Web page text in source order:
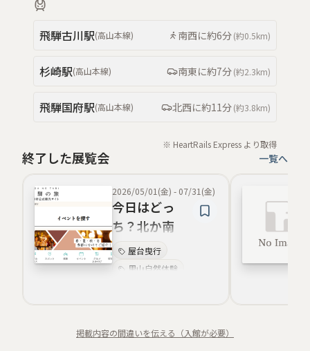
飛騨古川駅(高山本線) 南西に約6分(約0.5km)
杉崎駅(高山本線) 南東に約7分(約2.3km)
飛騨国府駅(高山本線) 北西に約11分(約3.8km)
※ HeartRails Express より取得
終了した展覧会 一覧へ
2026/05/01(金) - 07/31(金)
今日はどっ
ち？北か南
か？屋台曳行
里山自然体験
夜桜
伝統民俗
掲載内容の間違いを伝える（入館が必要）